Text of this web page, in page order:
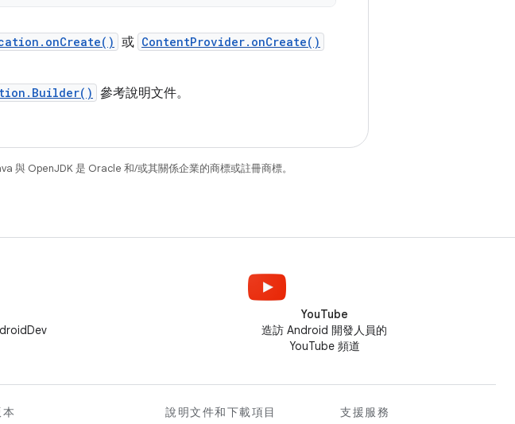
或 ContentProvider.onCreate()
參考說明文件。
與 OpenJDK 是 Oracle 和/或其關係企業的商標或註冊商標。
YouTube
造訪 Android 開發人員的
YouTube 頻道
本 說明文件和下載項目 支援服務